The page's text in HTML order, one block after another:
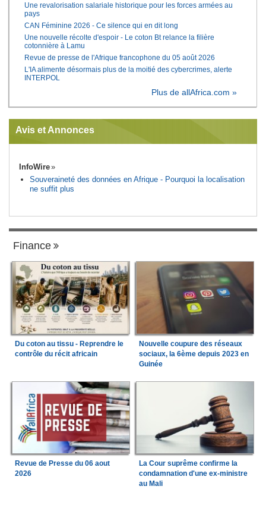
Une revalorisation salariale historique pour les forces armées au
pays
CAN Féminine 2026 - Ce silence qui en dit long
Une nouvelle récolte d'espoir - Le coton Bt relance la filière
cotonnière à Lamu
Revue de presse de l'Afrique francophone du 05 août 2026
L'IA alimente désormais plus de la moitié des cybercrimes, alerte
INTERPOL
Plus de allAfrica.com »
Avis et Annonces
InfoWire
Souveraineté des données en Afrique - Pourquoi la localisation
ne suffit plus
Finance
Du coton au tissu - Reprendre le
contrôle du récit africain
Nouvelle coupure des réseaux
sociaux, la 6ème depuis 2023 en
Guinée
Revue de Presse du 06 aout
2026
La Cour suprême confirme la
condamnation d'une ex-ministre
au Mali